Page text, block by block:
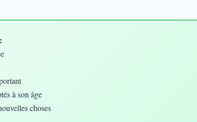
à son âge
choses